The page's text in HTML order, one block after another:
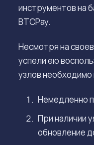
инструментов на
BTCPay.
Несмотря на
успели ею
узлов
Немедленно
При наличии
обновление